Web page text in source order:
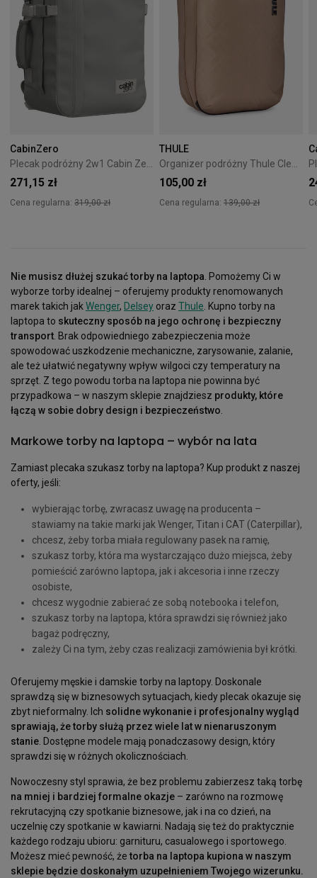
CabinZero
Plecak podróżny 2w1 Cabin Zero Classic Tech 28L Silver Storm
271,15 zł
Cena regularna: 319,00 zł
THULE
Organizer podróżny Thule Clean/Dirty Cube Gentle beige
105,00 zł
Cena regularna: 139,00 zł
Nie musisz dłużej szukać torby na laptopa. Pomożemy Ci w
wyborze torby idealnej – oferujemy produkty renomowanych
marek takich jakWenger, Delsey oraz Thule. Kupno torby na
laptopa to skuteczny sposób na jego ochronę i bezpieczny
transport. Brak odpowiedniego zabezpieczenia może
spowodować uszkodzenie mechaniczne, zarysowanie, zalanie,
ale też ułatwić negatywny wpływ wilgoci czy temperatury na
sprzęt. Z tego powodu torba na laptopa nie powinna być
przypadkowa – w naszym sklepie znajdziesz produkty, które
łączą w sobie dobry design i bezpieczeństwo.
Markowe torby na laptopa – wybór na lata
Zamiast plecaka szukasz torby na laptopa? Kup produkt z naszej
oferty, jeśli:
wybierając torbę, zwracasz uwagę na producenta –
stawiamy na takie marki jak Wenger, Titan i CAT (Caterpillar),
chcesz, żeby torba miała regulowany pasek na ramię,
szukasz torby, która ma wystarczająco dużo miejsca, żeby
pomieścić zarówno laptopa, jak i akcesoria i inne rzeczy
osobiste,
chcesz wygodnie zabierać ze sobą notebooka i telefon,
szukasz torby na laptopa, która sprawdzi się również jako
bagaż podręczny,
zależy Ci na tym, żeby czas realizacji zamówienia był krótki.
Oferujemy męskie i damskie torby na laptopy. Doskonale
sprawdzą się w biznesowych sytuacjach, kiedy plecak okazuje się
zbyt nieformalny. Ich solidne wykonanie i profesjonalny wygląd
sprawiają, że torby służą przez wiele lat w nienaruszonym
stanie. Dostępne modele mają ponadczasowy design, który
sprawdzi się w różnych okolicznościach.
Nowoczesny styl sprawia, że bez problemu zabierzesz taką torbę
na mniej i bardziej formalne okazje – zarówno na rozmowę
rekrutacyjną czy spotkanie biznesowe, jak i na co dzień, na
uczelnię czy spotkanie w kawiarni. Nadają się też do praktycznie
każdego rodzaju ubioru: garnituru, casualowego i sportowego.
Możesz mieć pewność, żetorba na laptopa kupiona w naszym
sklepie będzie doskonałym uzupełnieniem Twojego wizerunku.